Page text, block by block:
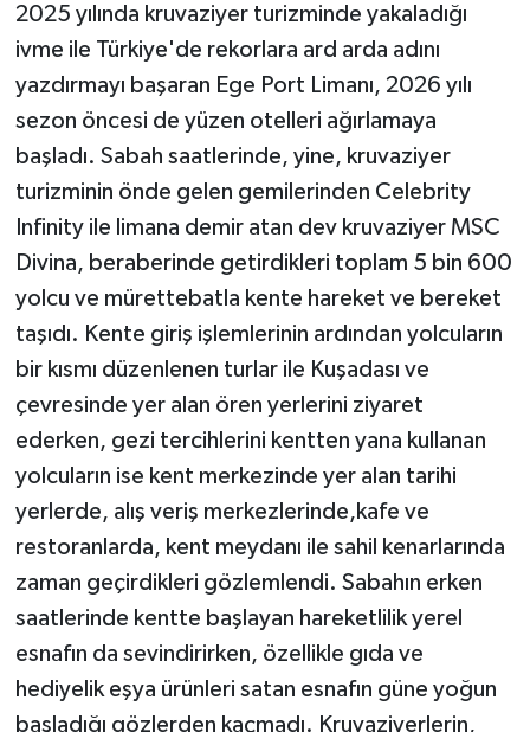
2025 yılında kruvaziyer turizminde yakaladığı
ivme ile Türkiye'de rekorlara ard arda adını
yazdırmayı başaran Ege Port Limanı, 2026 yılı
sezon öncesi de yüzen otelleri ağırlamaya
başladı. Sabah saatlerinde, yine, kruvaziyer
turizminin önde gelen gemilerinden Celebrity
Infinity ile limana demir atan dev kruvaziyer MSC
Divina, beraberinde getirdikleri toplam 5 bin 600
yolcu ve mürettebatla kente hareket ve bereket
taşıdı. Kente giriş işlemlerinin ardından yolcuların
bir kısmı düzenlenen turlar ile Kuşadası ve
çevresinde yer alan ören yerlerini ziyaret
ederken, gezi tercihlerini kentten yana kullanan
yolcuların ise kent merkezinde yer alan tarihi
yerlerde, alış veriş merkezlerinde,kafe ve
restoranlarda, kent meydanı ile sahil kenarlarında
zaman geçirdikleri gözlemlendi. Sabahın erken
saatlerinde kentte başlayan hareketlilik yerel
esnafın da sevindirirken, özellikle gıda ve
hediyelik eşya ürünleri satan esnafın güne yoğun
başladığı gözlerden kaçmadı. Kruvaziyerlerin,